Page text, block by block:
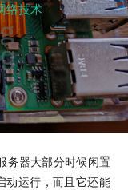
络技术
务器大部分时候闲置
动运行，而且它还能